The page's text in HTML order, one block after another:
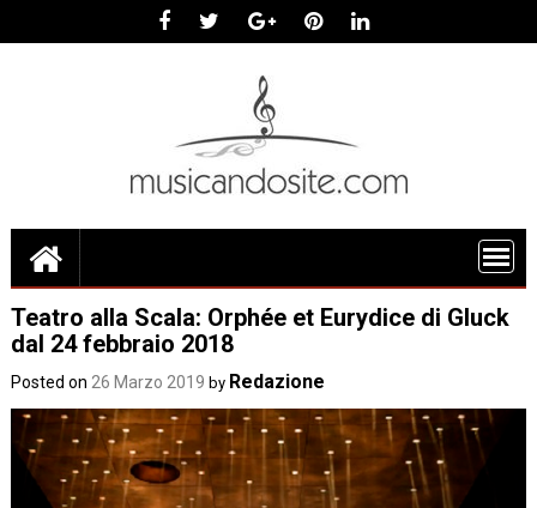
Teatro alla Scala: Orphée et Eurydice di Gluck
dal 24 febbraio 2018
Posted on 26 Marzo 2019 by Redazione